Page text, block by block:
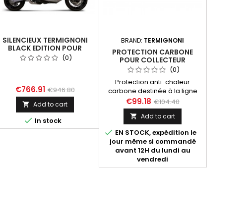
SILENCIEUX TERMIGNONI
BLACK EDITION POUR
HONDA X-ADV 2017-2020 -
PERFORMANCE ET STYLE
(0)
€766.91 €946.80
 Add to cart
 In stock
BRAND: TERMIGNONI
PROTECTION CARBONE
POUR COLLECTEUR
TERMIGNONI HONDA XADV
2017-2020 & NOUVEAU
XADV 2021-2023
(0)
Protection anti-chaleur
carbone destinée à la ligne
complète Termignoni
(ensemble silencieux +
collecteur) du Honda X-ADV
2017 à 2020 et XADV 2021-
2023.
€99.18 €104.40
 Add to cart
 EN STOCK, expédition le
jour même si commandé
avant 12H du lundi au
vendredi